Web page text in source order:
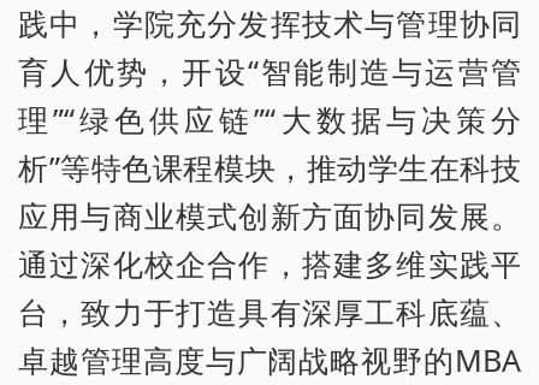
践中，学院充分发挥技术与管理协同
育人优势，开设“智能制造与运营管
理”“绿色供应链”“大数据与决策分
析”等特色课程模块，推动学生在科技
应用与商业模式创新方面协同发展。
通过深化校企合作，搭建多维实践平
台，致力于打造具有深厚工科底蕴、
卓越管理高度与广阔战略视野的MBA